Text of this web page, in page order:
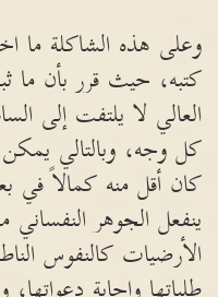
وعلى هذه الشاكلة ما
كتبه، حيث قرر بأن
العالي لا يلتفت إلى
كل وجه، وبالتالي
كان أقل منه كمالاً
ينفعل الجوهر
الأرضيات كالنفوس